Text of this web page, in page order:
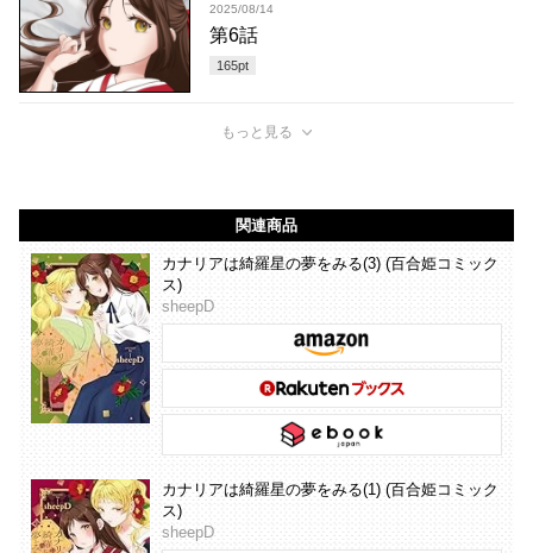
2025/08/14
第6話
165pt
もっと見る
関連商品
カナリアは綺羅星の夢をみる(3) (百合姫コミック
ス)
sheepD
カナリアは綺羅星の夢をみる(1) (百合姫コミック
ス)
sheepD